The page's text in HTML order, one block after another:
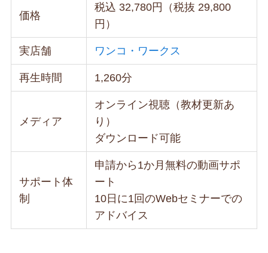
価格
税込 32,780円（税抜 29,800
円）
実店舗 ワンコ・ワークス
再生時間 1,260分
メディア
オンライン視聴（教材更新あ
り）
ダウンロード可能
サポート体
制
申請から1か月無料の動画サポ
ート
10日に1回のWebセミナーでの
アドバイス